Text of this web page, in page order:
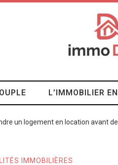
L’IMMOBILIER
un logement en location avant
IMMOBILIÈRES